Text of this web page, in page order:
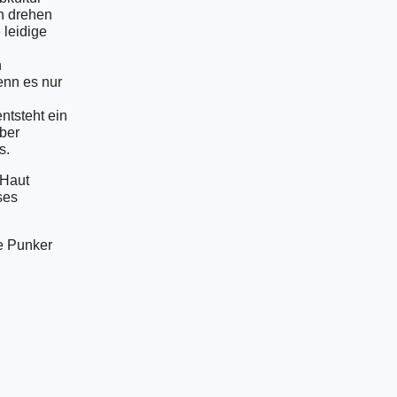
drehen
leidige
es nur
ein
Punker